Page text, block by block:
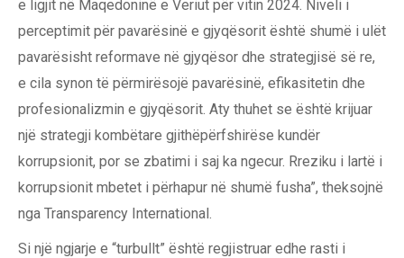
e ligjit në Maqedoninë e Veriut për vitin 2024. Niveli i
perceptimit për pavarësinë e gjyqësorit është shumë i ulët
pavarësisht reformave në gjyqësor dhe strategjisë së re,
e cila synon të përmirësojë pavarësinë, efikasitetin dhe
profesionalizmin e gjyqësorit. Aty thuhet se është krijuar
një strategji kombëtare gjithëpërfshirëse kundër
korrupsionit, por se zbatimi i saj ka ngecur. Rreziku i lartë i
korrupsionit mbetet i përhapur në shumë fusha”, theksojnë
nga Transparency International.
Si një ngjarje e “turbullt” është regjistruar edhe rasti i